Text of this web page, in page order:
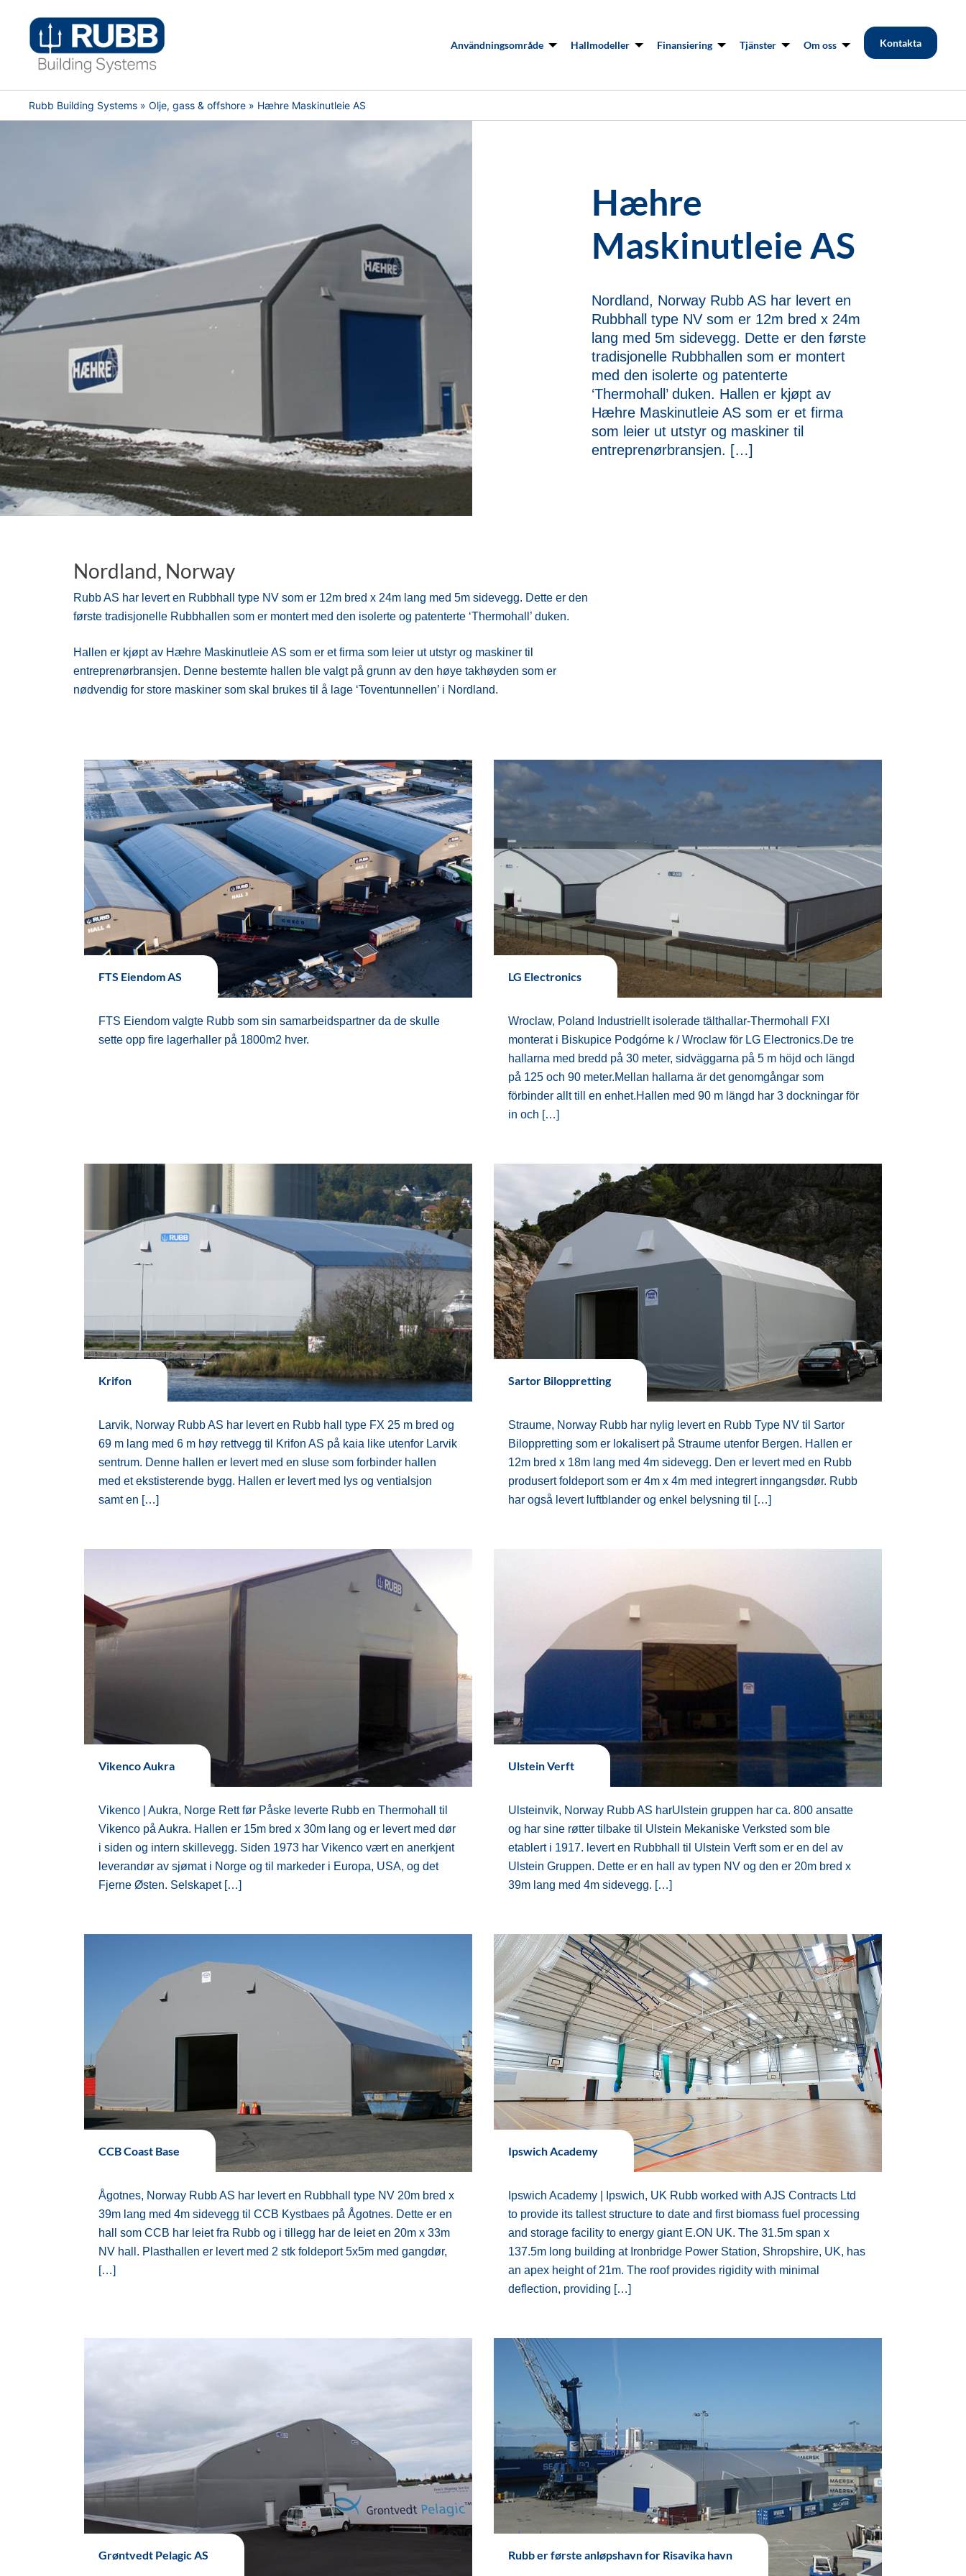
content
Användningsområde Hallmodeller Finansiering Tjänster Om oss Kontakta
Rubb Building Systems » Olje, gass & offshore » Hæhre Maskinutleie AS
Hæhre
Maskinutleie AS
Nordland, Norway Rubb AS har levert en
Rubbhall type NV som er 12m bred x 24m
lang med 5m sidevegg. Dette er den første
tradisjonelle Rubbhallen som er montert
med den isolerte og patenterte
‘Thermohall’ duken. Hallen er kjøpt av
Hæhre Maskinutleie AS som er et firma
som leier ut utstyr og maskiner til
entreprenørbransjen. […]
Nordland, Norway
Rubb AS har levert en Rubbhall type NV som er 12m bred x 24m lang med 5m sidevegg. Dette er den
første tradisjonelle Rubbhallen som er montert med den isolerte og patenterte ‘Thermohall’ duken.
Hallen er kjøpt av Hæhre Maskinutleie AS som er et firma som leier ut utstyr og maskiner til
entreprenørbransjen. Denne bestemte hallen ble valgt på grunn av den høye takhøyden som er
nødvendig for store maskiner som skal brukes til å lage ‘Toventunnellen’ i Nordland.
FTS Eiendom AS
FTS Eiendom valgte Rubb som sin samarbeidspartner da de skulle
sette opp fire lagerhaller på 1800m2 hver.
LG Electronics
Wroclaw, Poland Industriellt isolerade tälthallar-Thermohall FXI
monterat i Biskupice Podgórne k / Wroclaw för LG Electronics.De tre
hallarna med bredd på 30 meter, sidväggarna på 5 m höjd och längd
på 125 och 90 meter.Mellan hallarna är det genomgångar som
förbinder allt till en enhet.Hallen med 90 m längd har 3 dockningar för
in och […]
Krifon
Larvik, Norway Rubb AS har levert en Rubb hall type FX 25 m bred og
69 m lang med 6 m høy rettvegg til Krifon AS på kaia like utenfor Larvik
sentrum. Denne hallen er levert med en sluse som forbinder hallen
med et ekstisterende bygg. Hallen er levert med lys og ventialsjon
samt en […]
Sartor Biloppretting
Straume, Norway Rubb har nylig levert en Rubb Type NV til Sartor
Biloppretting som er lokalisert på Straume utenfor Bergen. Hallen er
12m bred x 18m lang med 4m sidevegg. Den er levert med en Rubb
produsert foldeport som er 4m x 4m med integrert inngangsdør. Rubb
har også levert luftblander og enkel belysning til […]
Vikenco Aukra
Vikenco | Aukra, Norge Rett før Påske leverte Rubb en Thermohall til
Vikenco på Aukra. Hallen er 15m bred x 30m lang og er levert med dør
i siden og intern skillevegg. Siden 1973 har Vikenco vært en anerkjent
leverandør av sjømat i Norge og til markeder i Europa, USA, og det
Fjerne Østen. Selskapet […]
Ulstein Verft
Ulsteinvik, Norway Rubb AS harUlstein gruppen har ca. 800 ansatte
og har sine røtter tilbake til Ulstein Mekaniske Verksted som ble
etablert i 1917. levert en Rubbhall til Ulstein Verft som er en del av
Ulstein Gruppen. Dette er en hall av typen NV og den er 20m bred x
39m lang med 4m sidevegg. […]
CCB Coast Base
Ågotnes, Norway Rubb AS har levert en Rubbhall type NV 20m bred x
39m lang med 4m sidevegg til CCB Kystbaes på Ågotnes. Dette er en
hall som CCB har leiet fra Rubb og i tillegg har de leiet en 20m x 33m
NV hall. Plasthallen er levert med 2 stk foldeport 5x5m med gangdør,
[…]
Ipswich Academy
Ipswich Academy | Ipswich, UK Rubb worked with AJS Contracts Ltd
to provide its tallest structure to date and first biomass fuel processing
and storage facility to energy giant E.ON UK. The 31.5m span x
137.5m long building at Ironbridge Power Station, Shropshire, UK, has
an apex height of 21m. The roof provides rigidity with minimal
deflection, providing […]
Grøntvedt Pelagic AS Rubb er første anløpshavn for Risavika havn